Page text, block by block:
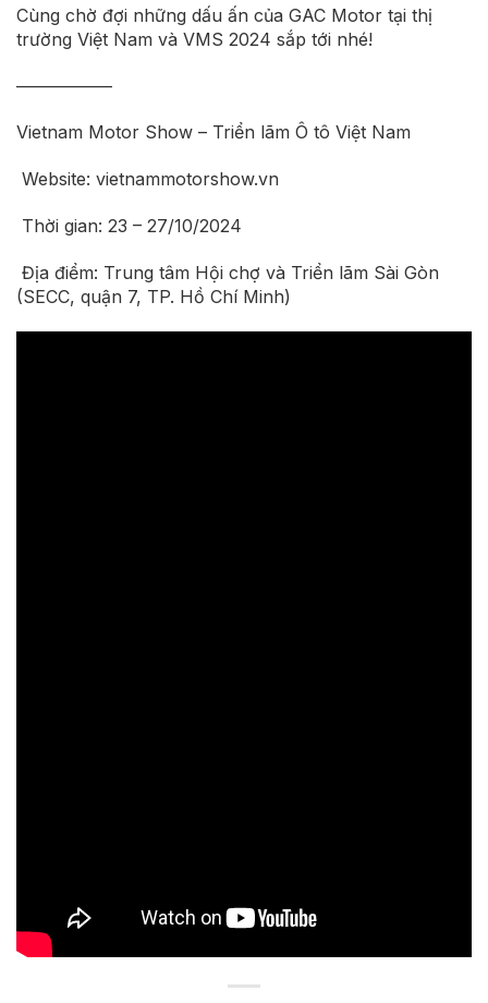
Cùng chờ đợi những dấu ấn của GAC Motor tại thị
trường Việt Nam và VMS 2024 sắp tới nhé!
—————–
Vietnam Motor Show – Triển lãm Ô tô Việt Nam
Website: vietnammotorshow.vn
Thời gian: 23 – 27/10/2024
Địa điểm: Trung tâm Hội chợ và Triển lãm Sài Gòn
(SECC, quận 7, TP. Hồ Chí Minh)